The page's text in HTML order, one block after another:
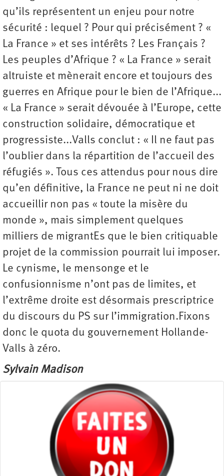
qu’ils représentent un enjeu pour notre
sécurité : lequel ? Pour qui précisément ? «
La France » et ses intérêts ? Les Français ?
Les peuples d’Afrique ? « La France » serait
altruiste et mènerait encore et toujours des
guerres en Afrique pour le bien de l’Afrique...
« La France » serait dévouée à l’Europe, cette
construction solidaire, démocratique et
progressiste...Valls conclut : « Il ne faut pas
l’oublier dans la répartition de l’accueil des
réfugiés ». Tous ces attendus pour nous dire
qu’en définitive, la France ne peut ni ne doit
accueillir non pas « toute la misère du
monde », mais simplement quelques
milliers de migrantEs que le bien critiquable
projet de la commission pourrait lui imposer.
Le cynisme, le mensonge et le
confusionnisme n’ont pas de limites, et
l’extrême droite est désormais prescriptrice
du discours du PS sur l’immigration.Fixons
donc le quota du gouvernement Hollande-
Valls à zéro.
Sylvain Madison